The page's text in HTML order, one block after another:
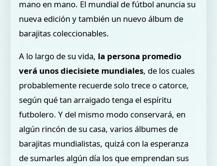
mano en mano. El mundial de fútbol anuncia su
nueva edición y también un nuevo álbum de
barajitas coleccionables.
A lo largo de su vida, la persona promedio
verá unos diecisiete mundiales, de los cuales
probablemente recuerde solo trece o catorce,
según qué tan arraigado tenga el espíritu
futbolero. Y del mismo modo conservará, en
algún rincón de su casa, varios álbumes de
barajitas mundialistas, quizá con la esperanza
de sumarles algún día los que emprendan sus